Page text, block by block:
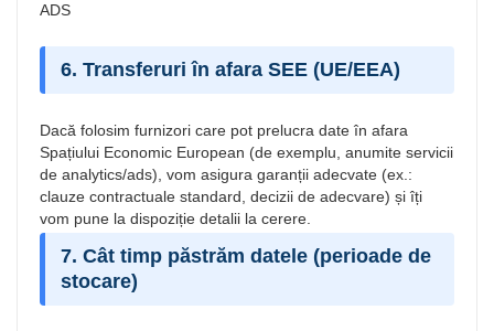
ADS
6. Transferuri în afara SEE (UE/EEA)
Dacă folosim furnizori care pot prelucra date în afara
Spațiului Economic European (de exemplu, anumite servicii
de analytics/ads), vom asigura garanții adecvate (ex.:
clauze contractuale standard, decizii de adecvare) și îți
vom pune la dispoziție detalii la cerere.
7. Cât timp păstrăm datele (perioade de
stocare)